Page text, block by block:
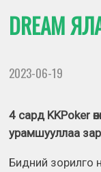
DREAM
2023-06-19
4 сард KKPoker
урамшууллаа
Бидний зорилго